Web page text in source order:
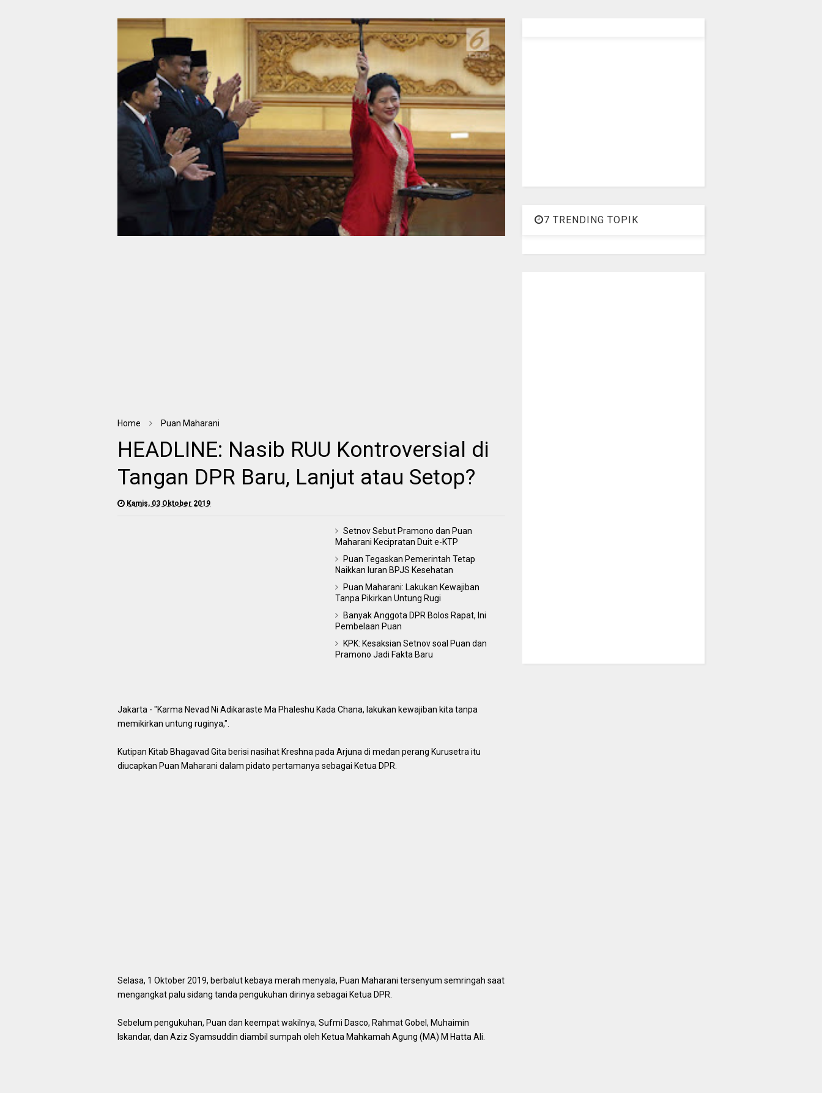
Home Puan Maharani
HEADLINE: Nasib RUU Kontroversial di
Tangan DPR Baru, Lanjut atau Setop?
Kamis, 03 Oktober 2019
Setnov Sebut Pramono dan Puan
Maharani Kecipratan Duit e-KTP
Puan Tegaskan Pemerintah Tetap
Naikkan Iuran BPJS Kesehatan
Puan Maharani: Lakukan Kewajiban
Tanpa Pikirkan Untung Rugi
Banyak Anggota DPR Bolos Rapat, Ini
Pembelaan Puan
KPK: Kesaksian Setnov soal Puan dan
Pramono Jadi Fakta Baru
Jakarta - "Karma Nevad Ni Adikaraste Ma Phaleshu Kada Chana, lakukan kewajiban kita tanpa
memikirkan untung ruginya,".
Kutipan Kitab Bhagavad Gita berisi nasihat Kreshna pada Arjuna di medan perang Kurusetra itu
diucapkan Puan Maharani dalam pidato pertamanya sebagai Ketua DPR.
Selasa, 1 Oktober 2019, berbalut kebaya merah menyala, Puan Maharani tersenyum semringah saat
mengangkat palu sidang tanda pengukuhan dirinya sebagai Ketua DPR.
Sebelum pengukuhan, Puan dan keempat wakilnya, Sufmi Dasco, Rahmat Gobel, Muhaimin
Iskandar, dan Aziz Syamsuddin diambil sumpah oleh Ketua Mahkamah Agung (MA) M Hatta Ali.
7 TRENDING TOPIK